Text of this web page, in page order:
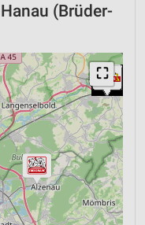
(Brüder-
⛶